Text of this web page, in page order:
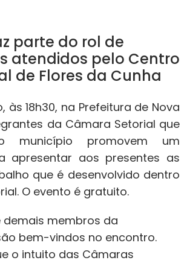
parte do rol de
atendidos pelo Centro
de Flores da Cunha
às 18h30, na Prefeitura de Nova
da Câmara Setorial que
município promovem um
apresentar aos presentes as
que é desenvolvido dentro
O evento é gratuito.
demais membros da
bem-vindos no encontro.
o intuito das Câmaras